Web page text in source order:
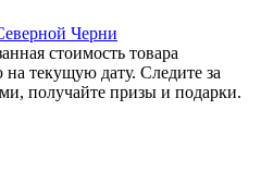
стоимость товара
текущую дату. Следите за
получайте призы и подарки.